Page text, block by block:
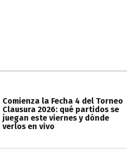
Comienza la Fecha 4 del Torneo
Clausura 2026: qué partidos se
juegan este viernes y dónde
verlos en vivo